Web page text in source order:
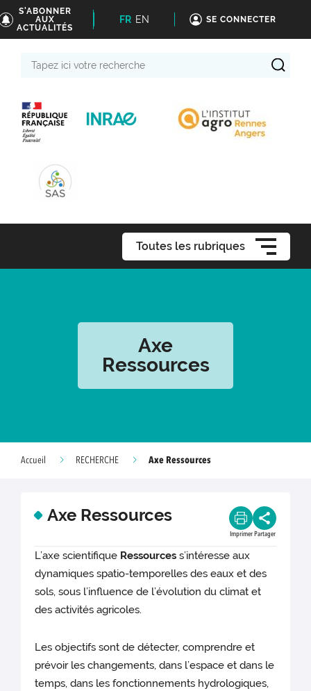
S'ABONNER
AUX
ACTUALITÉS
FR EN SE CONNECTER
Toutes les rubriques
Axe
Ressources
Accueil RECHERCHE Axe Ressources
Axe Ressources
Imprimer Partager
L’axe scientifique Ressources s’intéresse aux
dynamiques spatio-temporelles des eaux et des
sols, sous l’influence de l’évolution du climat et
des activités agricoles.
Les objectifs sont de détecter, comprendre et
prévoir les changements, dans l’espace et dans le
temps, dans les fonctionnements hydrologiques,